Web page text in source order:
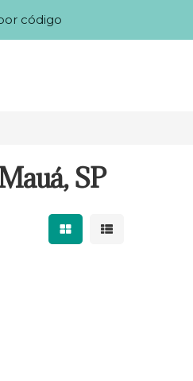
SP
Mostrar resultados
Mostrar